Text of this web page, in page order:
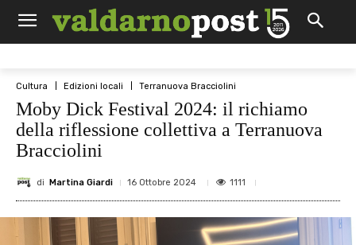
Cultura Edizioni locali Terranuova Bracciolini
Moby Dick Festival 2024: il richiamo
della riflessione collettiva a Terranuova
Bracciolini
di Martina Giardi 16 Ottobre 2024 1111